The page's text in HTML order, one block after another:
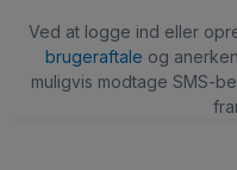
Ved at logge ind eller
brugeraftale og
muligvis modtage SMS-